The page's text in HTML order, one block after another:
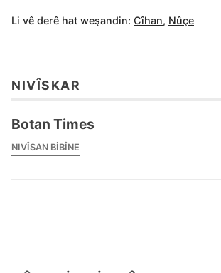
Li vê derê hat weşandin: Cîhan, Nûçe
NIVÎSKAR
Botan Times
NIVÎSAN BIBÎNE